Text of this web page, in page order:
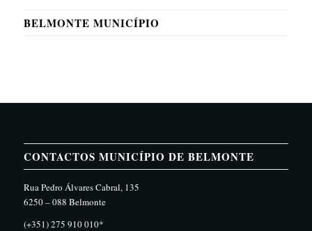
BELMONTE MUNICÍPIO
CONTACTOS MUNICÍPIO DE BELMONTE
Rua Pedro Álvares Cabral, 135
6250 – 088 Belmonte
(+351) 275 910 010*